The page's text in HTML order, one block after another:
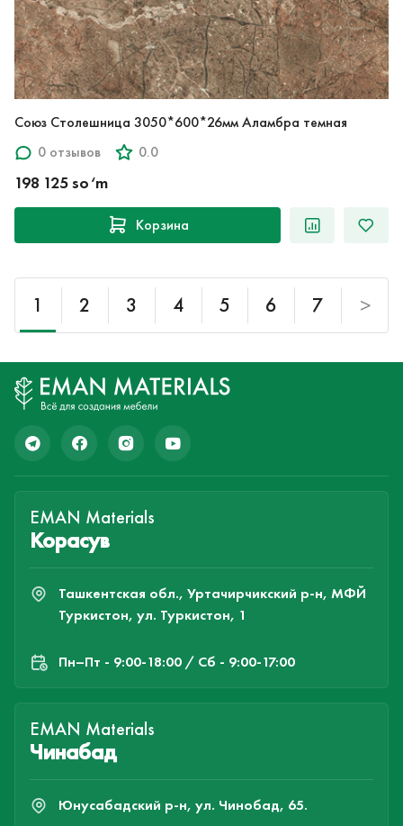
Союз Столешница 3050*600*26мм Аламбра темная
0 отзывов
0.0
198 125 so‘m
Корзина
1 2 3 4 5 6 7 >
EMAN Materials
Корасув
Ташкентская обл., Уртачирчикский р-н, МФЙ
Туркистон, ул. Туркистон, 1
Пн–Пт - 9:00-18:00 / Сб - 9:00-17:00
EMAN Materials
Чинабад
Юнусабадский р-н, ул. Чинобад, 65.